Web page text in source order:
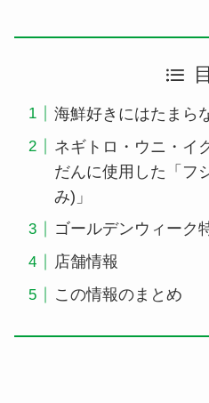
海鮮好きにはたまら
ネギトロ・ウニ・イ
だんに使用した「
み)」
ゴールデンウィーク
店舗情報
この情報のまとめ